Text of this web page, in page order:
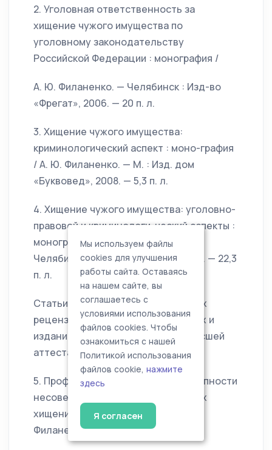
2. Уголовная ответственность за
хищение чужого имущества по
уголовному законодательству
Российской Федерации : монография /
А. Ю. Филаненко. — Челябинск : Изд-во
«Фрегат», 2006. — 20 п. л.
3. Хищение чужого имущества:
криминологический аспект : моно-графия
/ А. Ю. Филаненко. — М. : Изд. дом
«Буквовед», 2008. — 5,3 п. л.
4. Хищение чужого имущества: уголовно-
правовой и криминологи-ческий аспекты :
монография / А. Ю. Филаненко. —
Челябинск : Изд-во «Взгляд», 2009. — 22,3
п. л.
Статьи, опубликованные в ведущих
рецензируемых научных журна-лах и
изданиях, указанных в перечне Высшей
аттестационной комис-сии
5. Профилактика рецидивов преступности
несовершеннолетних (на примерах
хищений чужого имущества) / А. Ю.
Филаненко // Право
Мы используем файлы
cookies для улучшения
работы сайта. Оставаясь
на нашем сайте, вы
соглашаетесь с
условиями использования
файлов cookies. Чтобы
ознакомиться с нашей
Политикой использования
файлов cookie, нажмите
здесь
Я согласен